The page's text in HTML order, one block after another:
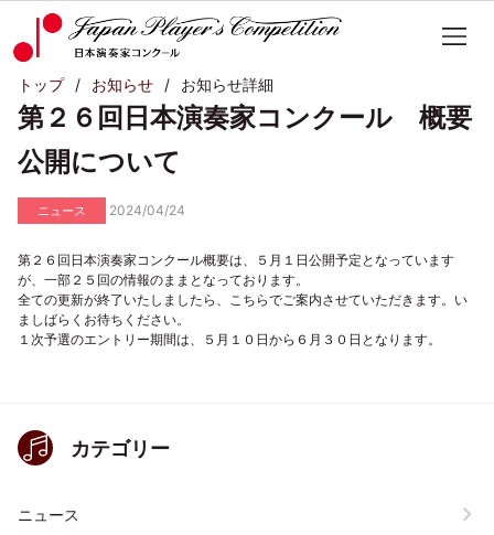
トップ お知らせ お知らせ詳細
第２６回日本演奏家コンクール 概要
公開について
ニュース 2024/04/24
第２６回日本演奏家コンクール概要は、５月１日公開予定となっています
が、一部２５回の情報のままとなっております。
全ての更新が終了いたしましたら、こちらでご案内させていただきます。い
ましばらくお待ちください。
１次予選のエントリー期間は、５月１０日から６月３０日となります。
カテゴリー
ニュース